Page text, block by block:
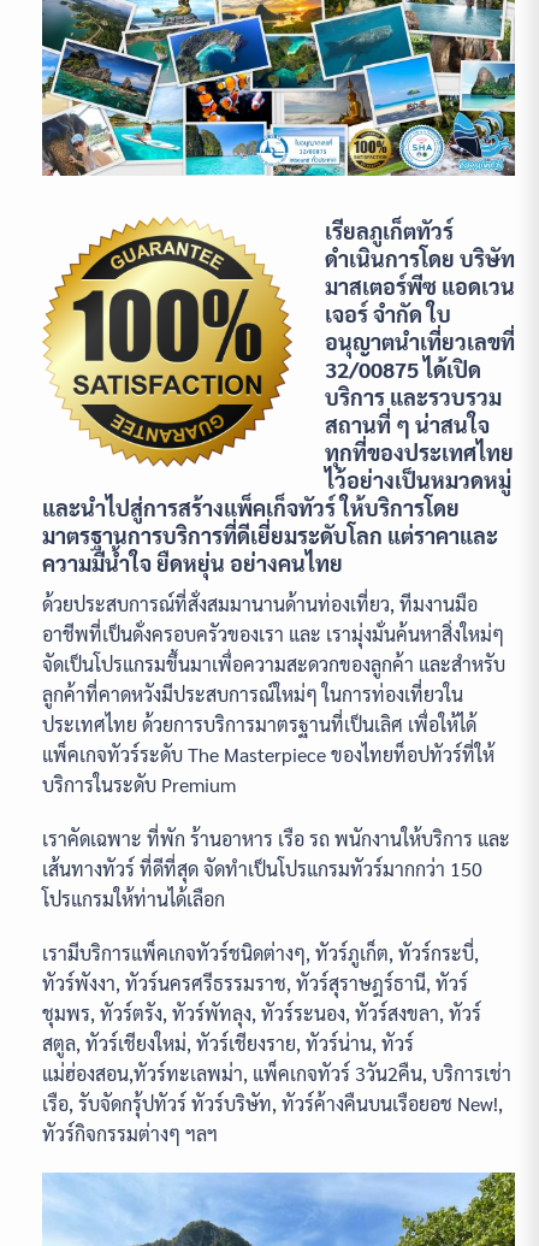
เรียลภูเก็ตทัวร์
ดำเนินการโดย บริษัท
มาสเตอร์พีซ แอดเวน
เจอร์ จำกัด ใบ
อนุญาตนำเที่ยวเลขที่
32/00875 ได้เปิด
บริการ และรวบรวม
สถานที่ ๆ น่าสนใจ
ทุกที่ของประเทศไทย
ไว้อย่างเป็นหมวดหมู่
และนำไปสู่การสร้างแพ็คเก็จทัวร์ ให้บริการโดย
มาตรฐานการบริการที่ดีเยี่ยมระดับโลก แต่ราคาและ
ความมีน้ำใจ ยืดหยุ่น อย่างคนไทย
ด้วยประสบการณ์ที่สั่งสมมานานด้านท่องเที่ยว, ทีมงานมือ
อาชีพที่เป็นดั่งครอบครัวของเรา และ เรามุ่งมั่นค้นหาสิ่งใหม่ๆ
จัดเป็นโปรแกรมขึ้นมาเพื่อความสะดวกของลูกค้า และสำหรับ
ลูกค้าที่คาดหวังมีประสบการณ์ใหม่ๆ ในการท่องเที่ยวใน
ประเทศไทย ด้วยการบริการมาตรฐานที่เป็นเลิศ เพื่อให้ได้
แพ็คเกจทัวร์ระดับ The Masterpiece ของไทยท็อปทัวร์ที่ให้
บริการในระดับ Premium
เราคัดเฉพาะ ที่พัก ร้านอาหาร เรือ รถ พนักงานให้บริการ และ
เส้นทางทัวร์ ที่ดีที่สุด จัดทำเป็นโปรแกรมทัวร์มากกว่า 150
โปรแกรมให้ท่านได้เลือก
เรามีบริการแพ็คเกจทัวร์ชนิดต่างๆ, ทัวร์ภูเก็ต, ทัวร์กระบี่,
ทัวร์พังงา, ทัวร์นครศรีธรรมราช, ทัวร์สุราษฎร์ธานี, ทัวร์
ชุมพร, ทัวร์ตรัง, ทัวร์พัทลุง, ทัวร์ระนอง, ทัวร์สงขลา, ทัวร์
สตูล, ทัวร์เชียงใหม่, ทัวร์เชียงราย, ทัวร์น่าน, ทัวร์
แม่ฮ่องสอน,ทัวร์ทะเลพม่า, แพ็คเกจทัวร์ 3วัน2คืน, บริการเช่า
เรือ, รับจัดกรุ้ปทัวร์ ทัวร์บริษัท, ทัวร์ค้างคืนบนเรือยอช New!,
ทัวร์กิจกรรมต่างๆ ฯลฯ